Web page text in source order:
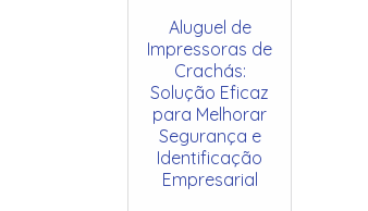
Aluguel de
Impressoras de
Crachás:
Solução Eficaz
para Melhorar
Segurança e
Identificação
Empresarial